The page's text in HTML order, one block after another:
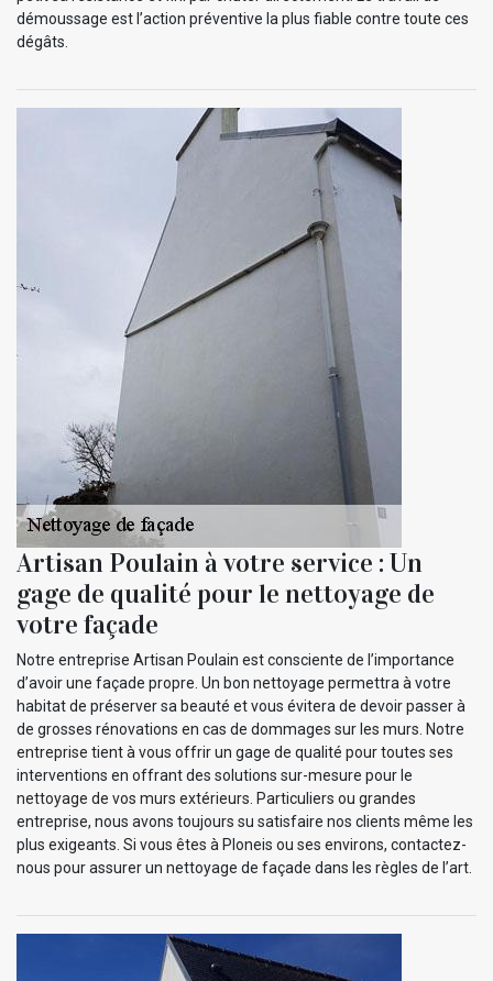
démoussage est l’action préventive la plus fiable contre toute ces
dégâts.
Artisan Poulain à votre service : Un
gage de qualité pour le nettoyage de
votre façade
Notre entreprise Artisan Poulain est consciente de l’importance
d’avoir une façade propre. Un bon nettoyage permettra à votre
habitat de préserver sa beauté et vous évitera de devoir passer à
de grosses rénovations en cas de dommages sur les murs. Notre
entreprise tient à vous offrir un gage de qualité pour toutes ses
interventions en offrant des solutions sur-mesure pour le
nettoyage de vos murs extérieurs. Particuliers ou grandes
entreprise, nous avons toujours su satisfaire nos clients même les
plus exigeants. Si vous êtes à Ploneis ou ses environs, contactez-
nous pour assurer un nettoyage de façade dans les règles de l’art.